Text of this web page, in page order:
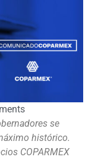
se
histórico.
COPARMEX